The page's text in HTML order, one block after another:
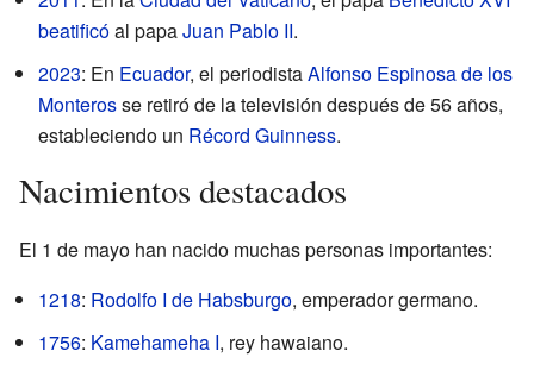
beatificóal papaJuan Pablo II.
2023: En Ecuador, el periodistaAlfonso Espinosa de los
Monterosse retiró de la televisión después de 56 años,
estableciendo un Récord Guinness.
Nacimientos destacados
El 1 de mayo han nacido muchas personas importantes:
1218: Rodolfo I de Habsburgo, emperador germano.
1756: Kamehameha I, rey hawaiano.